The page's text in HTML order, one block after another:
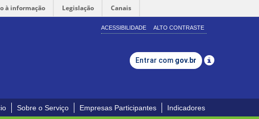
à informação Legislação Canais
ACESSIBILIDADE ALTO CONTRASTE
Entrar com gov.br
Sobre o Serviço Empresas Participantes Indicadores